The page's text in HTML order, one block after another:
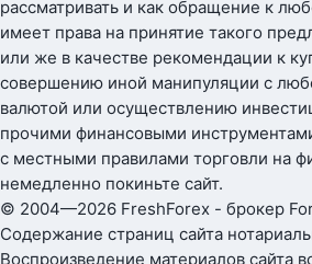
рассматривать и как обращение к
имеет права на принятие такого
или же в качестве рекомендации к
совершению иной манипуляции с
валютой или осуществлению
прочими финансовыми
с местными правилами торговли на
немедленно покиньте сайт.
© 2004—2026 FreshForex - брокер
Содержание страниц сайта
Воспроизведение материалов сайта